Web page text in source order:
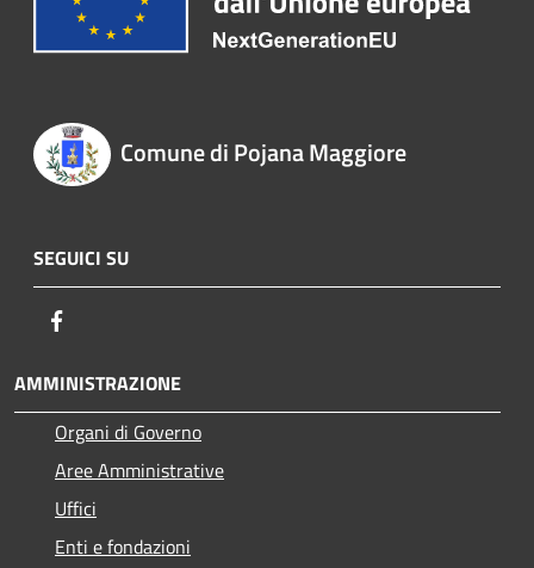
Comune di Pojana Maggiore
SEGUICI SU
AMMINISTRAZIONE
Organi di Governo
Aree Amministrative
Uffici
Enti e fondazioni